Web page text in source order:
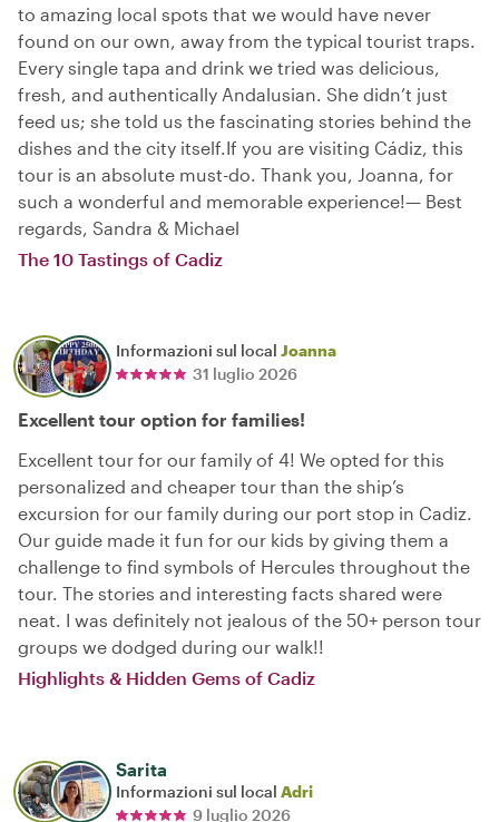
to amazing local spots that we would have never
found on our own, away from the typical tourist traps.
Every single tapa and drink we tried was delicious,
fresh, and authentically Andalusian. She didn’t just
feed us; she told us the fascinating stories behind the
dishes and the city itself.If you are visiting Cádiz, this
tour is an absolute must-do. Thank you, Joanna, for
such a wonderful and memorable experience!— Best
regards, Sandra & Michael
The 10 Tastings of Cadiz
Informazioni sul local Joanna
31 luglio 2026
Excellent tour option for families!
Excellent tour for our family of 4! We opted for this
personalized and cheaper tour than the ship’s
excursion for our family during our port stop in Cadiz.
Our guide made it fun for our kids by giving them a
challenge to find symbols of Hercules throughout the
tour. The stories and interesting facts shared were
neat. I was definitely not jealous of the 50+ person tour
groups we dodged during our walk!!
Highlights & Hidden Gems of Cadiz
Sarita
Informazioni sul local Adri
9 luglio 2026